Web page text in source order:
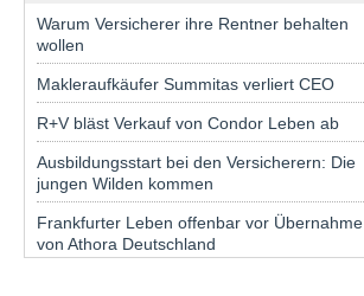
Warum Versicherer ihre Rentner behalten
wollen
Makleraufkäufer Summitas verliert CEO
R+V bläst Verkauf von Condor Leben ab
Ausbildungsstart bei den Versicherern: Die
jungen Wilden kommen
Frankfurter Leben offenbar vor Übernahme
von Athora Deutschland